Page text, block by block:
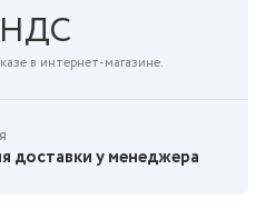
НДС
в интернет-магазине.
доставки у менеджера